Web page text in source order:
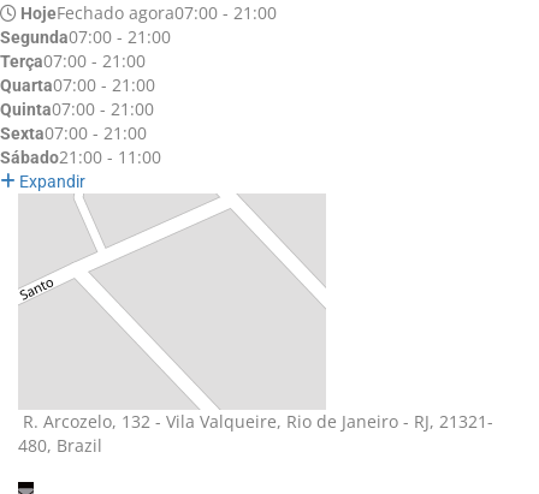
HojeFechado agora07:00 - 21:00
Segunda07:00 - 21:00
Terça07:00 - 21:00
Quarta07:00 - 21:00
Quinta07:00 - 21:00
Sexta07:00 - 21:00
Sábado21:00 - 11:00
Expandir
R. Arcozelo, 132 - Vila Valqueire, Rio de Janeiro - RJ, 21321-
480, Brazil